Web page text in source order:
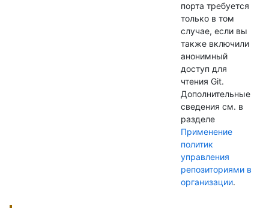
порта требуется
только в том
случае, если вы
также включили
анонимный
доступ для
чтения Git.
Дополнительные
сведения см. в
разделе
Применение
политик
управления
репозиториями в
организации.